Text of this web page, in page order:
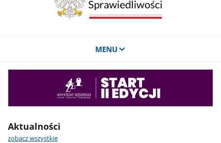
MENU
Aktualności
zobacz wszystkie